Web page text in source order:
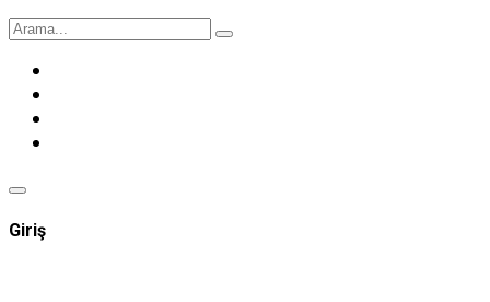
Giriş